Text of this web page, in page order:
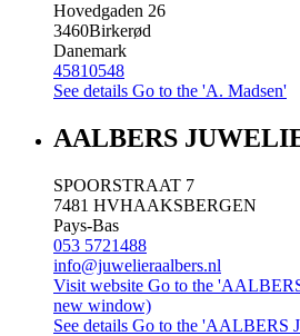
Hovedgaden 26
3460Birkerød
Danemark
45810548
See details Go to the 'A. Madsen'
AALBERS
SPOORSTRAAT 7
7481 HVHAAKSBERGEN
Pays-Bas
053 5721488
info@juwelieraalbers.nl
Visit website Go to the
new window)
See details Go to the 'AALBERS